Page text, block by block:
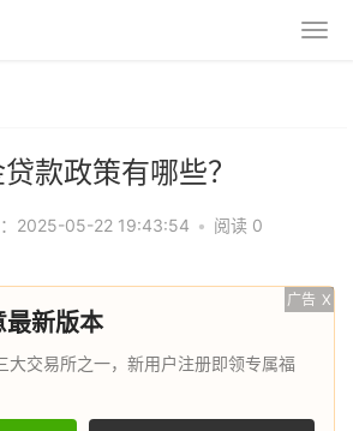
款政策有哪些？
：2025-05-22 19:43:54 • 阅读 0
广告 X
最新版本
大交易所之一，新用户注册即领专属福